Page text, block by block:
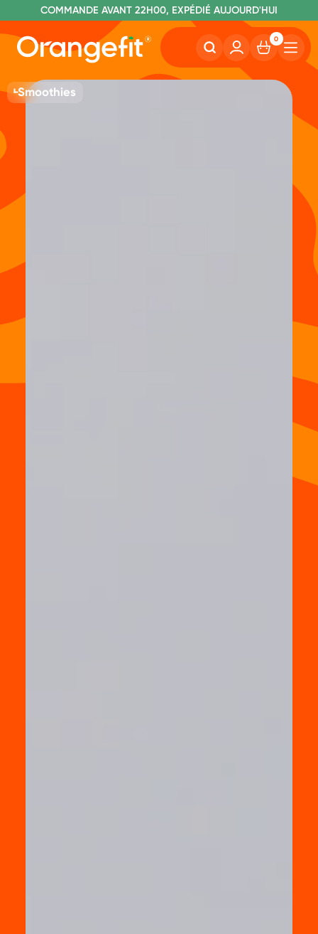
SANS LACTOSE ET SUCRALOSE
COMMANDE AVANT 22H00, EXPÉDIÉ AUJOURD'HUI
LIVRAISON GRATUITE À PARTIR DE 40€
0
Smoothies